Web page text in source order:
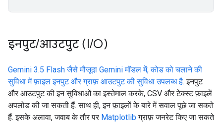
इनपुट/आउटपुट (I/O)
Gemini 3.5 Flash जैसे मौजूदा Gemini मॉडल में, कोड को चलाने की
सुविधा में फ़ाइल इनपुट और ग्राफ़ आउटपुट की सुविधा उपलब्ध है. इनपुट
और आउटपुट की इन सुविधाओं का इस्तेमाल करके, CSV और टेक्स्ट फ़ाइलें
अपलोड की जा सकती हैं. साथ ही, इन फ़ाइलों के बारे में सवाल पूछे जा सकते
हैं. इसके अलावा, जवाब के तौर पर Matplotlib ग्राफ़ जनरेट किए जा सकते